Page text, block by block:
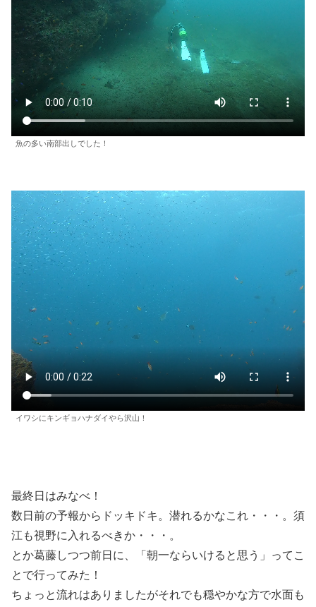
魚の多い南部出しでした！
イワシにキンギョハナダイやら沢山！
最終日はみなべ！
数日前の予報からドッキドキ。潜れるかなこれ・・・。須
江も視野に入れるべきか・・・。
とか葛藤しつつ前日に、「朝一ならいけると思う」ってこ
とで行ってみた！
ちょっと流れはありましたがそれでも穏やかな方で水面も